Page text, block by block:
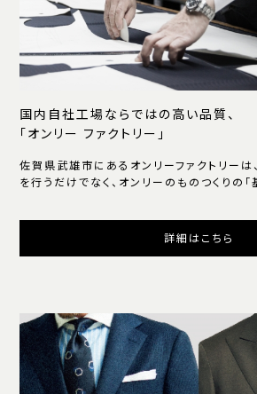
国内自社工場ならではの高い品質、
「オンリー ファクトリー」
佐賀県武雄市にあるオンリーファクトリーは
を行うだけでなく、オンリーのものつくりの「
詳細はこちら